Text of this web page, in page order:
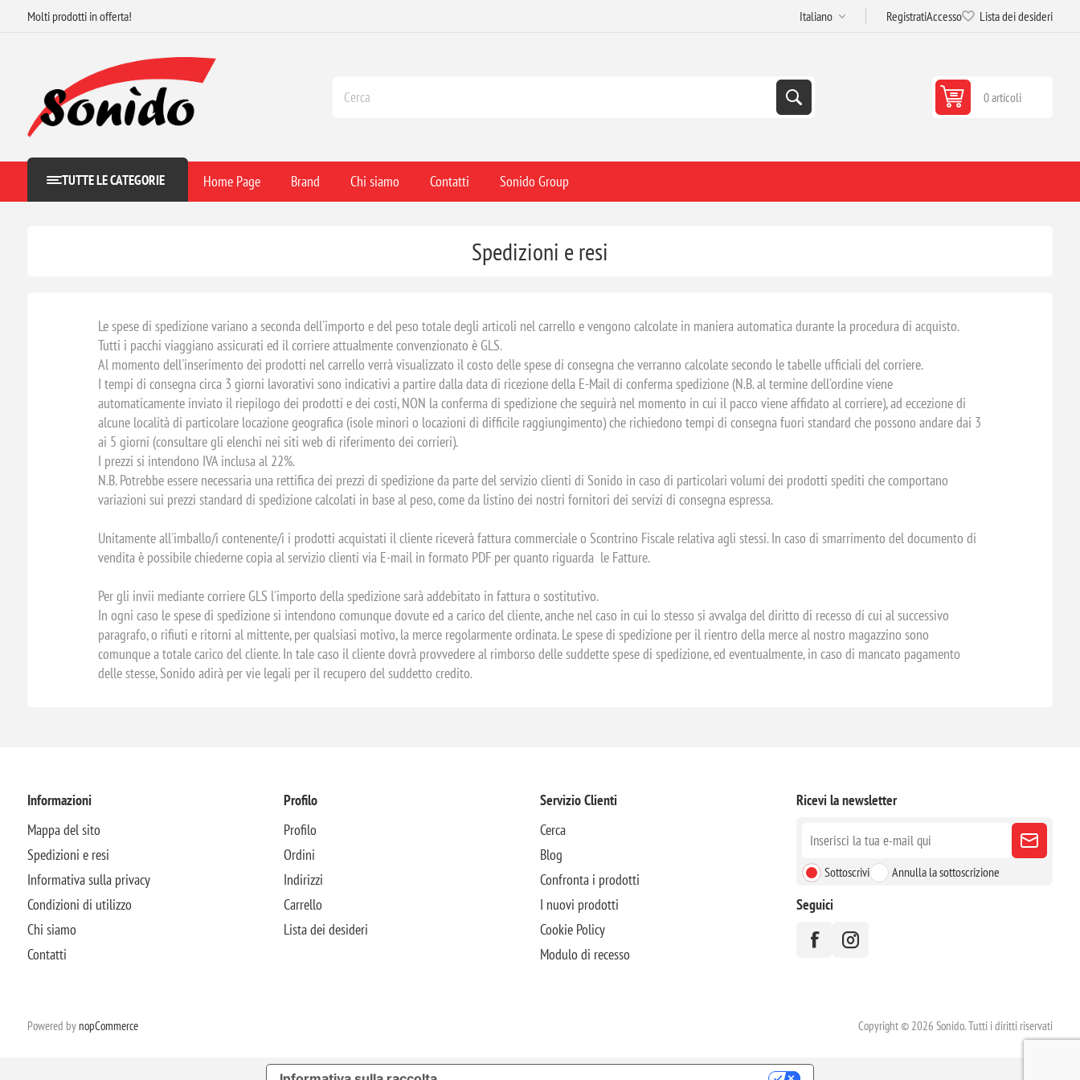
Molti prodotti in offerta! RegistratiAccesso Lista dei desideri
0 articoli
TUTTE LE CATEGORIE Home Page Brand Chi siamo Contatti Sonido Group
Spedizioni e resi
Le spese di spedizione variano a seconda dell'importo e del peso totale degli articoli nel carrello e vengono calcolate in maniera automatica durante la procedura di acquisto.
Tutti i pacchi viaggiano assicurati ed il corriere attualmente convenzionato è GLS.
Al momento dell'inserimento dei prodotti nel carrello verrà visualizzato il costo delle spese di consegna che verranno calcolate secondo le tabelle ufficiali del corriere.
I tempi di consegna circa 3 giorni lavorativi sono indicativi a partire dalla data di ricezione della E-Mail di conferma spedizione (N.B. al termine dell'ordine viene
automaticamente inviato il riepilogo dei prodotti e dei costi, NON la conferma di spedizione che seguirà nel momento in cui il pacco viene affidato al corriere), ad eccezione di
alcune località di particolare locazione geografica (isole minori o locazioni di difficile raggiungimento) che richiedono tempi di consegna fuori standard che possono andare dai 3
ai 5 giorni (consultare gli elenchi nei siti web di riferimento dei corrieri).
I prezzi si intendono IVA inclusa al 22%.
N.B. Potrebbe essere necessaria una rettifica dei prezzi di spedizione da parte del servizio clienti di Sonido in caso di particolari volumi dei prodotti spediti che comportano
variazioni sui prezzi standard di spedizione calcolati in base al peso, come da listino dei nostri fornitori dei servizi di consegna espressa.
Unitamente all'imballo/i contenente/i i prodotti acquistati il cliente riceverà fattura commerciale o Scontrino Fiscale relativa agli stessi. In caso di smarrimento del documento di
vendita è possibile chiederne copia al servizio clienti via E-mail in formato PDF per quanto riguarda le Fatture.
Per gli invii mediante corriere GLS l'importo della spedizione sarà addebitato in fattura o sostitutivo.
In ogni caso le spese di spedizione si intendono comunque dovute ed a carico del cliente, anche nel caso in cui lo stesso si avvalga del diritto di recesso di cui al successivo
paragrafo, o rifiuti e ritorni al mittente, per qualsiasi motivo, la merce regolarmente ordinata. Le spese di spedizione per il rientro della merce al nostro magazzino sono
comunque a totale carico del cliente. In tale caso il cliente dovrà provvedere al rimborso delle suddette spese di spedizione, ed eventualmente, in caso di mancato pagamento
delle stesse, Sonido adirà per vie legali per il recupero del suddetto credito.
Informazioni
Mappa del sito
Spedizioni e resi
Informativa sulla privacy
Condizioni di utilizzo
Chi siamo
Contatti
Profilo
Profilo
Ordini
Indirizzi
Carrello
Lista dei desideri
Servizio Clienti
Cerca
Blog
Confronta i prodotti
I nuovi prodotti
Cookie Policy
Modulo di recesso
Ricevi la newsletter
Sottoscrivi Annulla la sottoscrizione
Seguici
Powered by nopCommerce Copyright © 2026 Sonido. Tutti i diritti riservati